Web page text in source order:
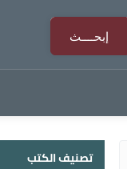
تصنيف الكتب